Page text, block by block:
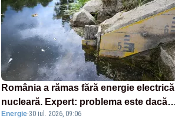
România a rămas fără energie electrică
nucleară. Expert: problema este dacă
țările vecine ne pot livra necesarul lipsă
Energie·30 iul. 2026, 09:06